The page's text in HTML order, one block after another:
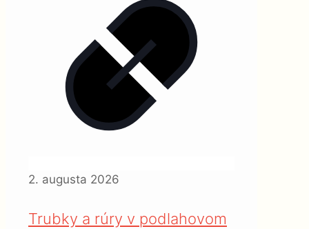
2. augusta 2026
Trubky a rúry v podlahovom